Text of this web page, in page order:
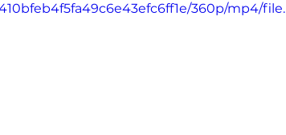
360p/mp4/file.